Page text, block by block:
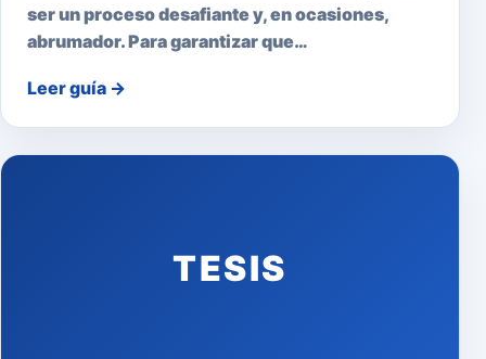
ser un proceso desafiante y, en ocasiones,
abrumador. Para garantizar que…
Leer guía →
TESIS